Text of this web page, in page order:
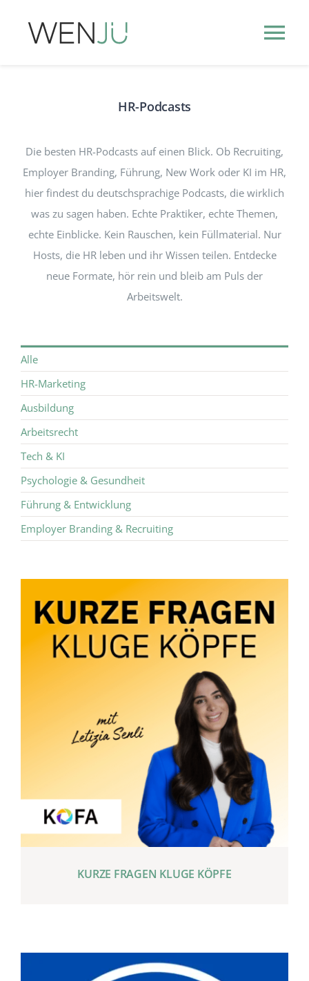
HR-PODCASTS
HR-Podcasts
Die besten HR-Podcasts auf einen Blick. Ob Recruiting,
Employer Branding, Führung, New Work oder KI im HR,
hier findest du deutschsprachige Podcasts, die wirklich
was zu sagen haben. Echte Praktiker, echte Themen,
echte Einblicke. Kein Rauschen, kein Füllmaterial. Nur
Hosts, die HR leben und ihr Wissen teilen. Entdecke
neue Formate, hör rein und bleib am Puls der
Arbeitswelt.
Alle
HR-Marketing
Ausbildung
Arbeitsrecht
Tech & KI
Psychologie & Gesundheit
Führung & Entwicklung
Employer Branding & Recruiting
KURZE FRAGEN KLUGE KÖPFE